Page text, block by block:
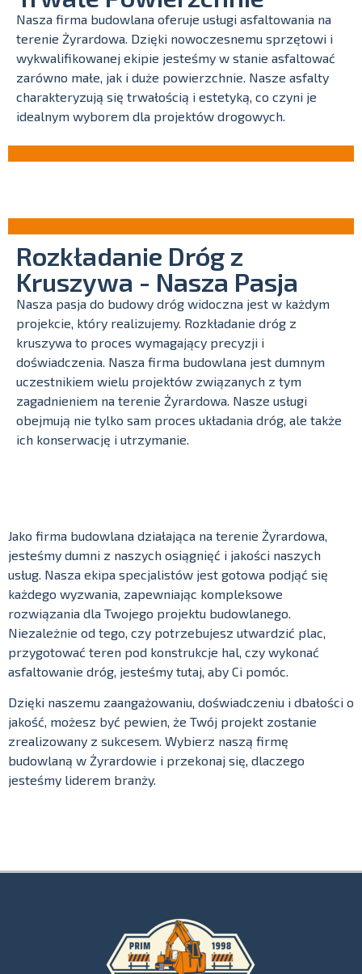
Nasza firma budowlana oferuje usługi asfaltowania na
terenie Żyrardowa. Dzięki nowoczesnemu sprzętowi i
wykwalifikowanej ekipie jesteśmy w stanie asfaltować
zarówno małe, jak i duże powierzchnie. Nasze asfalty
charakteryzują się trwałością i estetyką, co czyni je
idealnym wyborem dla projektów drogowych.
Rozkładanie Dróg z
Kruszywa - Nasza Pasja
Nasza pasja do budowy dróg widoczna jest w każdym
projekcie, który realizujemy. Rozkładanie dróg z
kruszywa to proces wymagający precyzji i
doświadczenia. Nasza firma budowlana jest dumnym
uczestnikiem wielu projektów związanych z tym
zagadnieniem na terenie Żyrardowa. Nasze usługi
obejmują nie tylko sam proces układania dróg, ale także
ich konserwację i utrzymanie.
Jako firma budowlana działająca na terenie Żyrardowa,
jesteśmy dumni z naszych osiągnięć i jakości naszych
usług. Nasza ekipa specjalistów jest gotowa podjąć się
każdego wyzwania, zapewniając kompleksowe
rozwiązania dla Twojego projektu budowlanego.
Niezależnie od tego, czy potrzebujesz utwardzić plac,
przygotować teren pod konstrukcje hal, czy wykonać
asfaltowanie dróg, jesteśmy tutaj, aby Ci pomóc.
Dzięki naszemu zaangażowaniu, doświadczeniu i dbałości o
jakość, możesz być pewien, że Twój projekt zostanie
zrealizowany z sukcesem. Wybierz naszą firmę
budowlaną w Żyrardowie i przekonaj się, dlaczego
jesteśmy liderem branży.